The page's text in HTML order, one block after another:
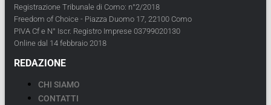
Registrazione Tribunale di Como: n°2/2018
Freedom of Choice - Piazza Duomo 17, 22100 Como
PIVA Cf e N° Iscr. Registro Imprese 03799020130
Online dal 14 febbraio 2018
REDAZIONE
CHI SIAMO
CONTATTI